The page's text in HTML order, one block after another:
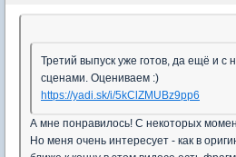
Третий выпуск уже готов, да ещё и
сценами. Оцениваем :)
https://yadi.sk/i/5kClZMUBz9pp6
А мне понравилось! С некоторых
Но меня очень интересует - как в